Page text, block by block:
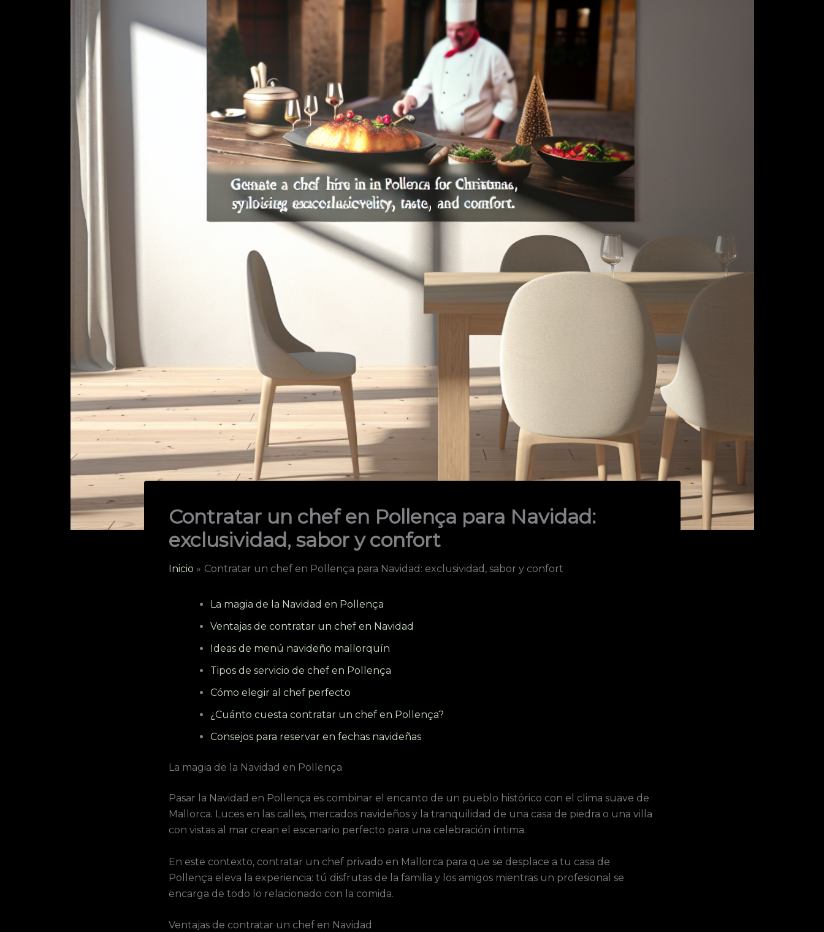
Contratar un chef en Pollença para Navidad:
exclusividad, sabor y confort
Inicio Contratar un chef en Pollença para Navidad: exclusividad, sabor y confort
La magia de la Navidad en Pollença
Ventajas de contratar un chef en Navidad
Ideas de menú navideño mallorquín
Tipos de servicio de chef en Pollença
Cómo elegir al chef perfecto
¿Cuánto cuesta contratar un chef en Pollença?
Consejos para reservar en fechas navideñas
La magia de la Navidad en Pollença
Pasar la Navidad en Pollença es combinar el encanto de un pueblo histórico con el clima suave de
Mallorca. Luces en las calles, mercados navideños y la tranquilidad de una casa de piedra o una villa
con vistas al mar crean el escenario perfecto para una celebración íntima.
En este contexto, contratar un chef privado en Mallorca para que se desplace a tu casa de
Pollença eleva la experiencia: tú disfrutas de la familia y los amigos mientras un profesional se
encarga de todo lo relacionado con la comida.
Ventajas de contratar un chef en Navidad